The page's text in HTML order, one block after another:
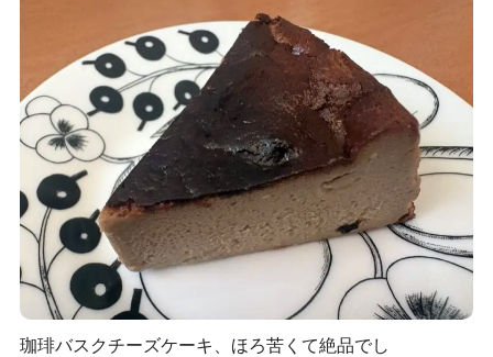
珈琲バスクチーズケーキ、ほろ苦くて絶品でし